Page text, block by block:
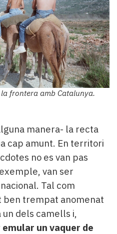
frontera amb Catalunya.
manera- la recta
cap amunt. En territori
no es van pas
van ser
Tal com
ben trempat anomenat
dels camells i,
un vaquer de